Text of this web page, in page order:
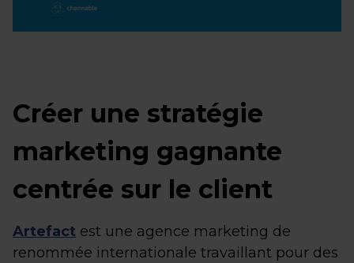
Créer une stratégie
marketing gagnante
centrée sur le client
Artefact est une agence marketing de
renommée internationale travaillant pour des